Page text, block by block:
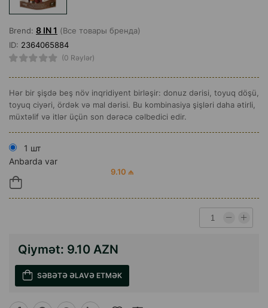
Brend: 8 IN 1 (Все товары бренда)
ID: 2364065884
(0 Rəylər)
Hər bir şişdə beş növ inqridiyent birləşir: donuz dərisi, toyuq döşü,
toyuq ciyəri, ördək və mal dərisi. Bu kombinasiya şişləri daha ətirli,
müxtəlif və itlər üçün son dərəcə cəlbedici edir.
1 шт
Anbarda var
9.10 ₼
Qiymət: 9.10 AZN
SƏBƏTƏ ƏLAVƏ ETMƏK